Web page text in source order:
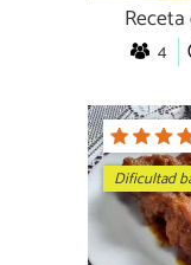
4
Dificultad